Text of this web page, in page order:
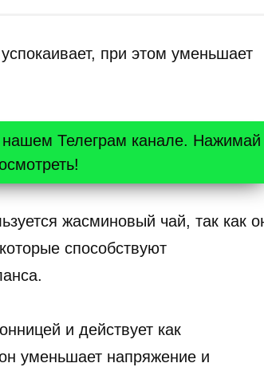
при этом уменьшает
нашем Телеграм канале. Нажимай
жасминовый чай, так как
способствуют
и действует как
уменьшает напряжение и